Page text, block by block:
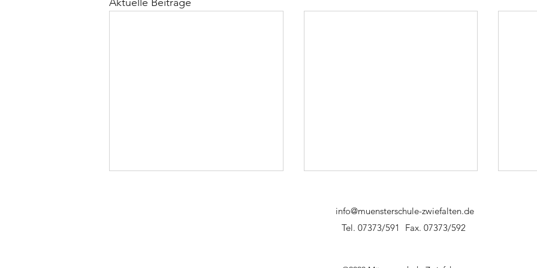
info@muensterschule-zwiefalten.de
Tel. 07373/591
Fax. 07373/592